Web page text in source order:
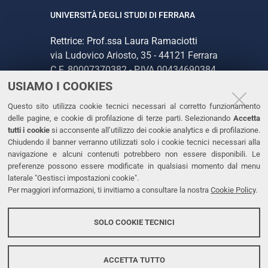
USIAMO I COOKIES
Questo sito utilizza cookie tecnici necessari al corretto funzionamento
delle pagine, e cookie di profilazione di terze parti. Selezionando Accetta
tutti i cookiesi acconsente all’utilizzo dei cookie analytics e di profilazione.
Chiudendo il banner verranno utilizzati solo i cookie tecnici necessari alla
navigazione e alcuni contenuti potrebbero non essere disponibili. Le
preferenze possono essere modificate in qualsiasi momento dal menu
laterale "Gestisci impostazioni cookie".
Per maggiori informazioni, ti invitiamo a consultare la nostra Cookie Policy.
SOLO COOKIE TECNICI
ACCETTA TUTTO
UNIVERSITÀ DEGLI STUDI DI FERRARA
Rettrice: Prof.ssa Laura Ramaciotti
via Ludovico Ariosto, 35 - 44121 Ferrara
C.F. 80007370382 - P.IVA 00434690384
CONTATTI
Tel. +39 0532 293111
Fax. +39 0532 293031
PEC
LINKS
Accessibilità
Protezione dati personali